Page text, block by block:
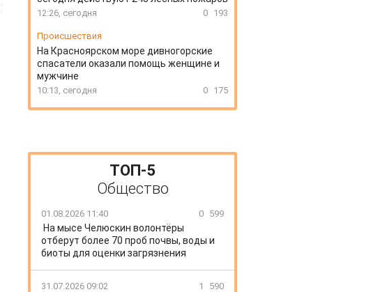
12:26, сегодня 0 193
Происшествия
На Красноярском море дивногорские
спасатели оказали помощь женщине и
мужчине
10:13, сегодня 0 175
ТОП-5
Общество
01.08.2026 11:40 0 599
На мысе Челюскин волонтёры
отберут более 70 проб почвы, воды и
биоты для оценки загрязнения
31.07.2026 09:02 1 590